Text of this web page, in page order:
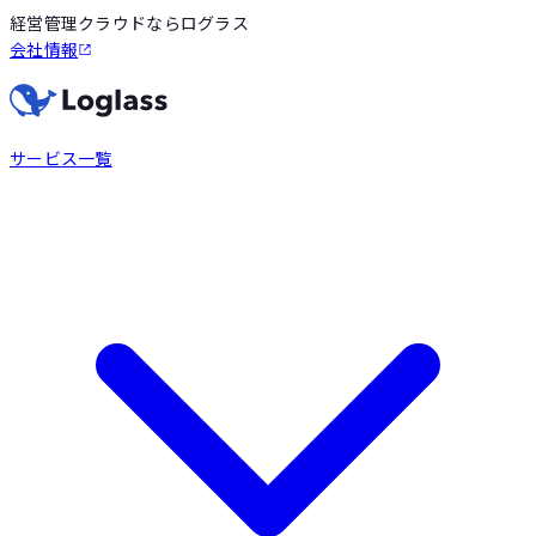
経営管理クラウドならログラス
会社情報
サービス一覧